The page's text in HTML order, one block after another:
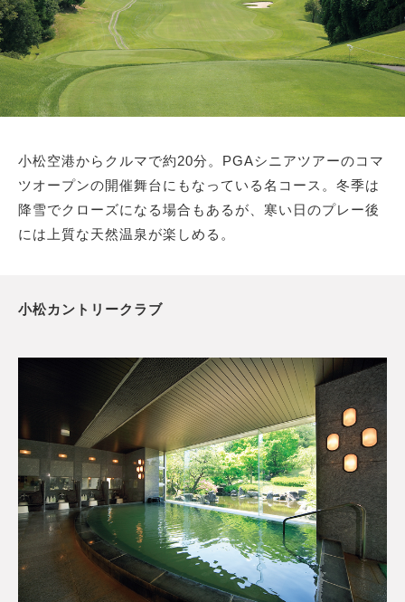
小松空港からクルマで約20分。PGAシニアツアーのコマ
ツオープンの開催舞台にもなっている名コース。冬季は
降雪でクローズになる場合もあるが、寒い日のプレー後
には上質な天然温泉が楽しめる。
小松カントリークラブ